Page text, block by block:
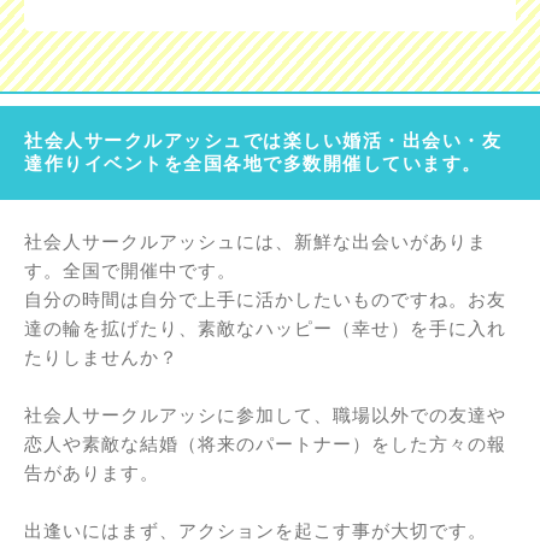
社会人サークルアッシュでは楽しい婚活・出会い・友
達作りイベントを全国各地で多数開催しています。
社会人サークルアッシュには、新鮮な出会いがありま
す。全国で開催中です。
自分の時間は自分で上手に活かしたいものですね。お友
達の輪を拡げたり、素敵なハッピー（幸せ）を手に入れ
たりしませんか？
社会人サークルアッシに参加して、職場以外での友達や
恋人や素敵な結婚（将来のパートナー）をした方々の報
告があります。
出逢いにはまず、アクションを起こす事が大切です。